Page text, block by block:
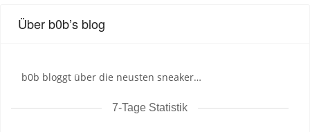
Über b0b’s blog
b0b bloggt über die neusten sneaker…
7-Tage Statistik